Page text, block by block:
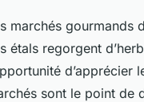
marchés gourmands
étals regorgent
d’apprécier
sont le point de